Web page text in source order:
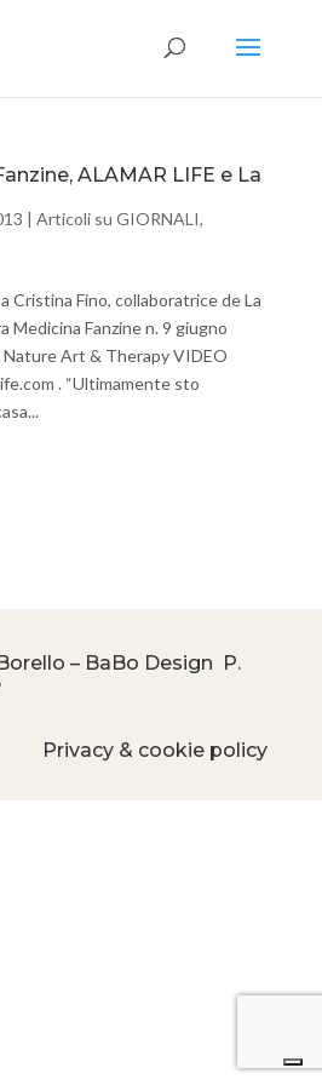
ALAMAR LIFE e La
| Articoli su GIORNALI,
Cristina Fino, collaboratrice de La
Medicina Fanzine n. 9 giugno
Nature Art & Therapy VIDEO
. “Ultimamente sto
– BaBo Design P.
Privacy & cookie policy